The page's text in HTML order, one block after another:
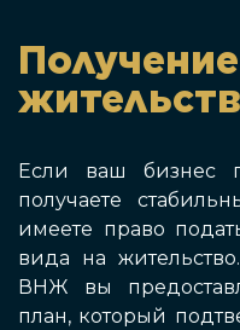
Если ваш бизнес
получаете
имеете право
вида на
ВНЖ вы
план, который